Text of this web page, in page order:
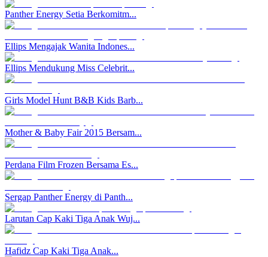
Panther Energy Setia Berkomitm...
Ellips Mengajak Wanita Indones...
Ellips Mendukung Miss Celebrit...
Girls Model Hunt B&B Kids Barb...
Mother & Baby Fair 2015 Bersam...
Perdana Film Frozen Bersama Es...
Sergap Panther Energy di Panth...
Larutan Cap Kaki Tiga Anak Wuj...
Hafidz Cap Kaki Tiga Anak...